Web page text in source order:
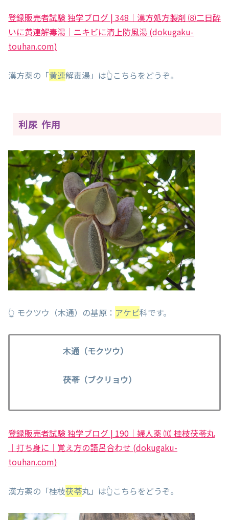
登録販売者試験 独学ブログ | 348｜漢方処方製剤 ⑻二日酔
いに黄連解毒湯｜ニキビに清上防風湯 (dokugaku-
touhan.com)
漢方薬の「黄連解毒湯」は👆こちらをどうぞ。
利尿 作用
👆 モクツウ（木通）の基原： アケビ科です。
木通（モクツウ）
茯苓（ブクリョウ）
登録販売者試験 独学ブログ | 190｜婦人薬 ⑽ 桂枝茯苓丸
｜打ち身に｜覚え方の語呂合わせ (dokugaku-
touhan.com)
漢方薬の「桂枝茯苓丸」は👆こちらをどうぞ。